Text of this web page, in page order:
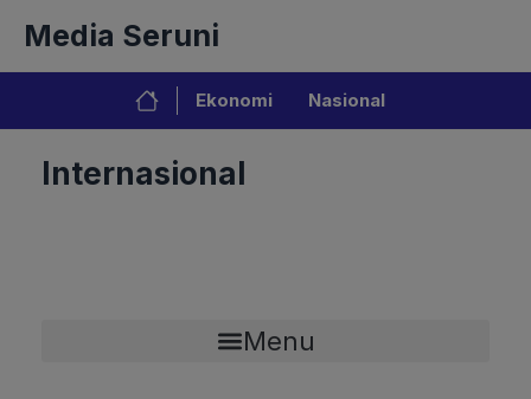
isi
Media Seruni
Ekonomi Nasional
Internasional
Menu